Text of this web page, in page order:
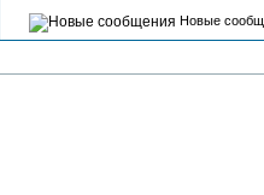
Новые